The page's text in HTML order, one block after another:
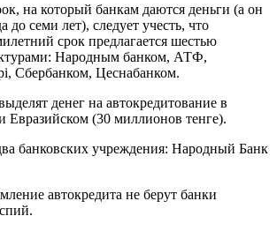
на который банкам даются деньги (а он
до семи лет), следует учесть, что
срок предлагается шестью
Народным банком, АТФ,
Сбербанком, Цеснабанком.
денег на автокредитование в
Евразийском (30 миллионов тенге).
банковских учреждения: Народный Банк
автокредита не берут банки